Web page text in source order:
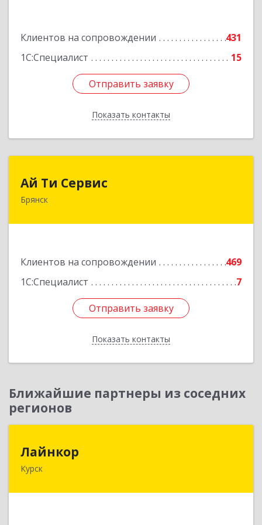
Клиентов на сопровождении
431
1С:Специалист
15
Отправить заявку
Показать контакты
Отправить заявку
Назад
Ай Ти Сервис
Брянск
Клиентов на сопровождении
469
1С:Специалист
7
Отправить заявку
Показать контакты
Отправить заявку
Назад
Ближайшие партнеры из соседних
регионов
Лайнкор
Курск
305021, Курская обл, Курск г, Победы пр-кт, дом